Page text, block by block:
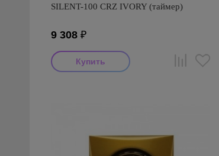
SILENT-100 CRZ IVORY (таймер)
9 308 ₽